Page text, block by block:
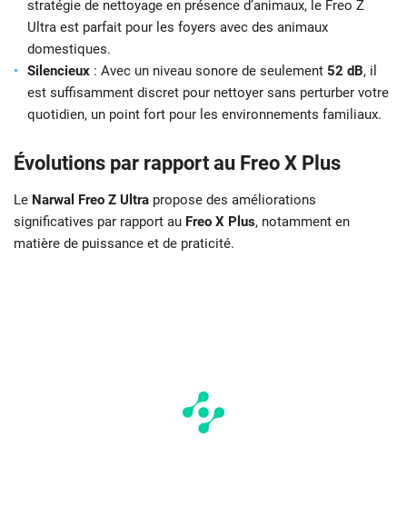
stratégie de nettoyage en présence d’animaux, le Freo Z
Ultra est parfait pour les foyers avec des animaux
domestiques.
Silencieux : Avec un niveau sonore de seulement 52 dB, il
est suffisamment discret pour nettoyer sans perturber votre
quotidien, un point fort pour les environnements familiaux.
Évolutions par rapport au Freo X Plus
Le Narwal Freo Z Ultra propose des améliorations
significatives par rapport au Freo X Plus, notamment en
matière de puissance et de praticité.